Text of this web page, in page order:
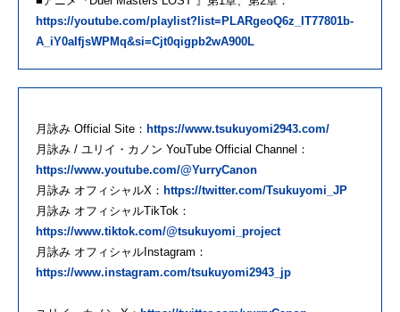
https://youtube.com/playlist?list=PLARgeoQ6z_IT77801b-
A_iY0aIfjsWPMq&si=Cjt0qigpb2wA900L
月詠み Official Site： https://www.tsukuyomi2943.com/
月詠み / ユリイ・カノン YouTube Official Channel：
https://www.youtube.com/@YurryCanon
月詠み オフィシャルX： https://twitter.com/Tsukuyomi_JP
月詠み オフィシャルTikTok：
https://www.tiktok.com/@tsukuyomi_project
月詠み オフィシャルInstagram：
https://www.instagram.com/tsukuyomi2943_jp